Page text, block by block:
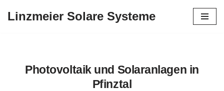
Linzmeier Solare Systeme
Photovoltaik und Solaranlagen in
Pfinztal